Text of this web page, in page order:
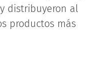
distribuyeron al
productos más